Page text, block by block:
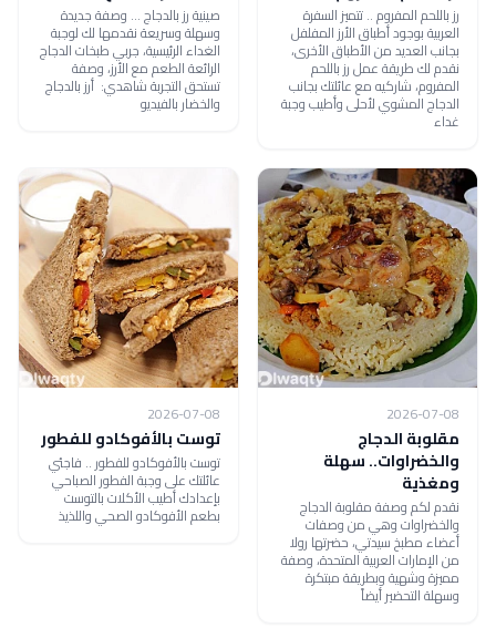
رز باللحم المفروم .. تتميز السفرة
العربية بوجود أطباق الأرز المفلفل
بجانب العديد من الأطباق الأخرى،
نقدم لك طريقة عمل رز باللحم
المفروم، شاركيه مع عائلتك بجانب
الدجاج المشوي لأحلى وأطيب وجبة
غداء
صينية رز بالدجاج ... وصفة جديدة
وسهلة وسريعة نقدمها لك لوجبة
الغداء الرئيسية، جربي طبخات الدجاج
الرائعة الطعم مع الأرز، وصفة
تستحق التجربة شاهدي: أرز بالدجاج
والخضار بالفيديو
2026-07-08
مقلوبة الدجاج
والخضراوات.. سهلة
ومغذية
نقدم لكم وصفة مقلوبة الدجاج
والخضراوات وهي من وصفات
أعضاء مطبخ سيدتي، حضرتها رولا
من الإمارات العربية المتحدة، وصفة
مميزة وشهية وبطريقة مبتكرة
وسهلة التحضير أيضاً
2026-07-08
توست بالأفوكادو للفطور
توست بالأفوكادو للفطور .. فاجئي
عائلتك على وجبة الفطور الصباحي
بإعدادك أطيب الأكلات بالتوست
بطعم الأفوكادو الصحي واللذيذ